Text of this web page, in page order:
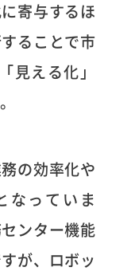
寄与するほ
ることで市
見える化」
の効率化や
なっていま
ンター機能
が、ロボッ